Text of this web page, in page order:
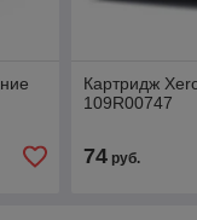
Картридж
109R00747
74руб.